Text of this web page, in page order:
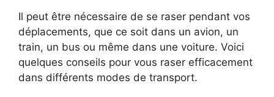
Il peut être nécessaire de se raser pendant vos
déplacements, que ce soit dans un avion, un
train, un bus ou même dans une voiture. Voici
quelques conseils pour vous raser efficacement
dans différents modes de transport.